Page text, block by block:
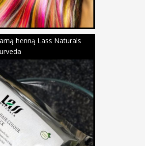
henną Lass Naturals